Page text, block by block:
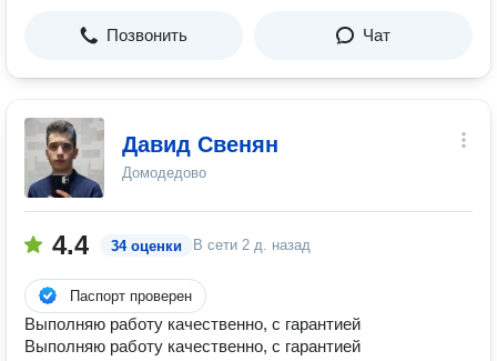
Позвонить Чат
Давид Свенян
Домодедово
4.4 34 оценки В сети 2 д. назад
Паспорт проверен
Выполняю работу качественно, с гарантией
Выполняю работу качественно, с гарантией